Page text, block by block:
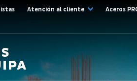
Atención al cliente Aceros